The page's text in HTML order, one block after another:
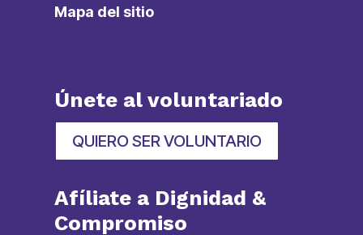
Mapa del sitio
Únete al voluntariado
QUIERO SER VOLUNTARIO
Afíliate a Dignidad &
Compromiso